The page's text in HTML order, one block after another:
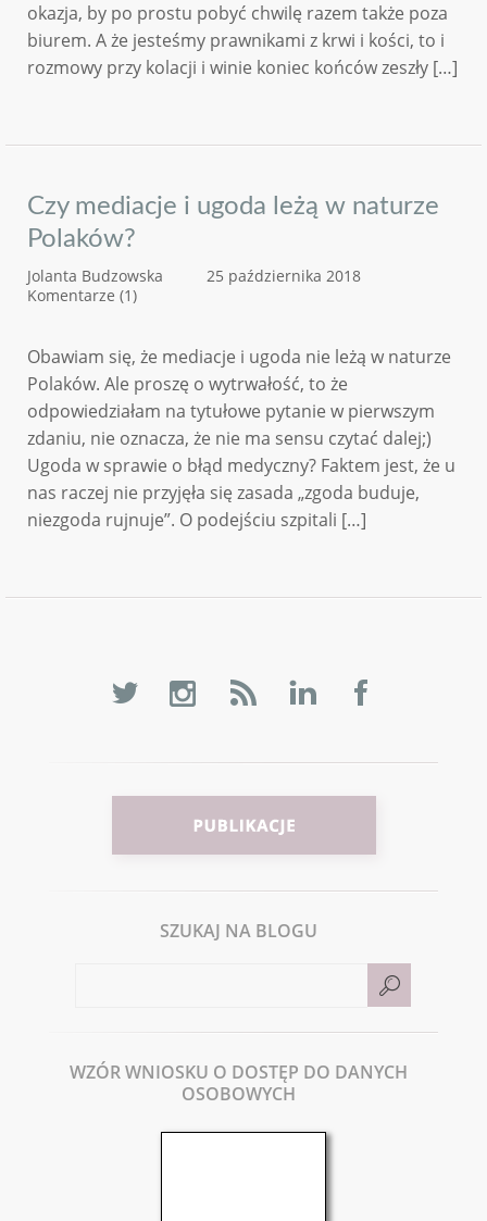
okazja, by po prostu pobyć chwilę razem także poza
biurem. A że jesteśmy prawnikami z krwi i kości, to i
rozmowy przy kolacji i winie koniec końców zeszły […]
Czy mediacje i ugoda leżą w naturze
Polaków?
Jolanta Budzowska
25 października 2018
Komentarze (1)
Obawiam się, że mediacje i ugoda nie leżą w naturze
Polaków. Ale proszę o wytrwałość, to że
odpowiedziałam na tytułowe pytanie w pierwszym
zdaniu, nie oznacza, że nie ma sensu czytać dalej;)
Ugoda w sprawie o błąd medyczny? Faktem jest, że u
nas raczej nie przyjęła się zasada „zgoda buduje,
niezgoda rujnuje”. O podejściu szpitali […]
SZUKAJ NA BLOGU
WZÓR WNIOSKU O DOSTĘP DO DANYCH
OSOBOWYCH